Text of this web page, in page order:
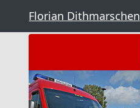
Florian Dithmarschen